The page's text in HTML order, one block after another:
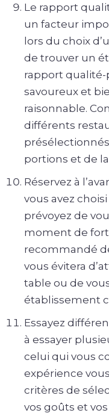
Le rapport
un facteur
lors du choix
de trouver un
rapport qualité-
savoureux et
raisonnable.
différents
portions et de
Réservez à
vous avez
prévoyez de
moment de
recommandé
vous évitera
table ou de
établissement
Essayez
à essayer
celui qui vous
expérience
critères de
vos goûts et